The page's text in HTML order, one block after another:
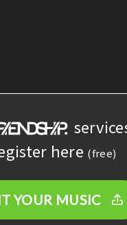
here (free)
YOUR MUSIC